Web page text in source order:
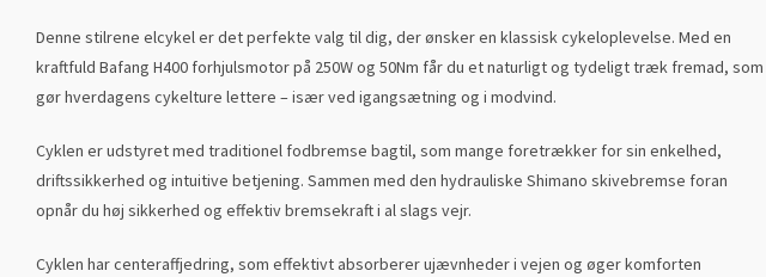
Denne stilrene elcykel er det perfekte valg til dig, derønsker en klassisk cykeloplevelse. Med en
kraftfuld Bafang H400 forhjulsmotor på 250W og 50Nm får du et naturligt og tydeligt træk fremad, som
gør hverdagens cykelture lettere – især ved igangsætning og i modvind.
Cyklen er udstyret med traditionel fodbremse bagtil, som mange foretrækker for sin enkelhed,
driftssikkerhed og intuitive betjening. Sammen med den hydrauliske Shimano skivebremse foran
opnår du høj sikkerhed og effektiv bremsekraft i al slags vejr.
Cyklen har centeraffjedring, som effektivt absorberer ujævnheder i vejen og øger komforten